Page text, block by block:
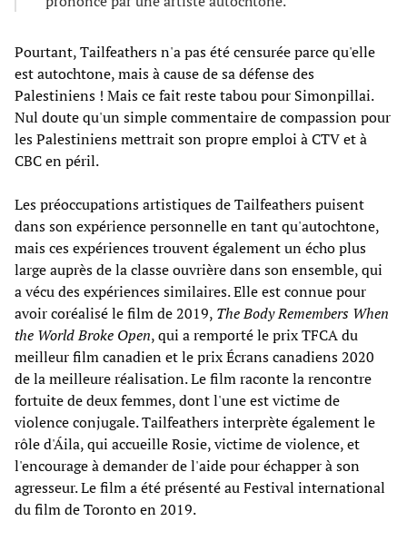
Pourtant, Tailfeathers n'a pas été censurée parce qu'elle
est autochtone, mais à cause de sa défense des
Palestiniens ! Mais ce fait reste tabou pour Simonpillai.
Nul doute qu'un simple commentaire de compassion pour
les Palestiniens mettrait son propre emploi à CTV et à
CBC en péril.
Les préoccupations artistiques de Tailfeathers puisent
dans son expérience personnelle en tant qu'autochtone,
mais ces expériences trouvent également un écho plus
large auprès de la classe ouvrière dans son ensemble, qui
a vécu des expériences similaires. Elle est connue pour
avoir coréalisé le film de 2019, The Body Remembers When
the World Broke Open, qui a remporté le prix TFCA du
meilleur film canadien et le prix Écrans canadiens 2020
de la meilleure réalisation. Le film raconte la rencontre
fortuite de deux femmes, dont l'une est victime de
violence conjugale. Tailfeathers interprète également le
rôle d'Áila, qui accueille Rosie, victime de violence, et
l'encourage à demander de l'aide pour échapper à son
agresseur. Le film a été présenté au Festival international
du film de Toronto en 2019.